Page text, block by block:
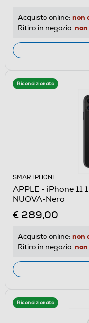
Acquisto online: non
Ritiro in negozio:
Ricondizionato
SMARTPHONE
APPLE - iPhone 11
NUOVA-Nero
€ 289,00
Acquisto online: non
Ritiro in negozio:
Ricondizionato